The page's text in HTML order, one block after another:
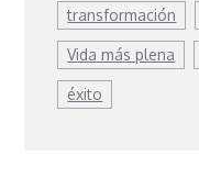
transformación
Vida más plena
éxito